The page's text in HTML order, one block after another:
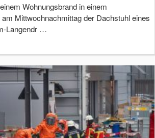
Wohnungsbrand in einem
Mittwochnachmittag der Dachstuhl eines
Langendr …